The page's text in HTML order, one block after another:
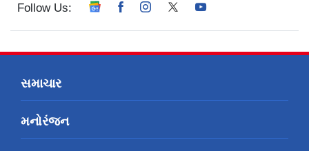
Follow Us:
સમાચાર
મનોરંજન